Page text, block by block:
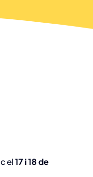
el17 i 18 de